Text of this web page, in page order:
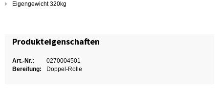
Eigengewicht 320kg
Produkteigenschaften
Art.-Nr.:
0270004501
Bereifung:
Doppel-Rolle